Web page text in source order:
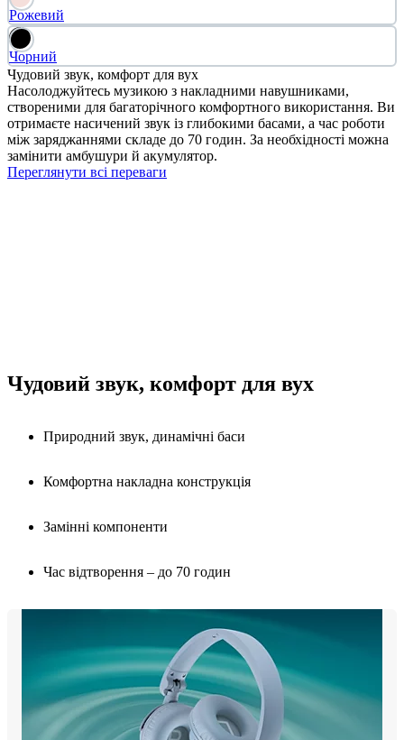
Рожевий
Чорний
Чудовий звук, комфорт для вух
Насолоджуйтесь музикою з накладними навушниками,
створеними для багаторічного комфортного використання. Ви
отримаєте насичений звук із глибокими басами, а час роботи
між заряджаннями складе до 70 годин. За необхідності можна
замінити амбушури й акумулятор.
Переглянути всі переваги
Чудовий звук, комфорт для вух
Природний звук, динамічні баси
Комфортна накладна конструкція
Замінні компоненти
Час відтворення – до 70 годин